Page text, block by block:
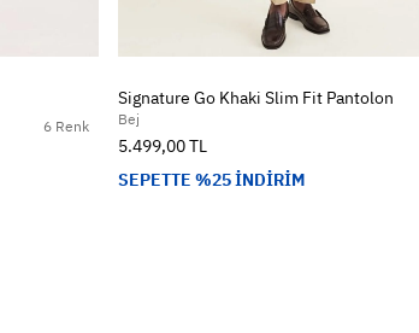
6 Renk
Signature Go Khaki Slim Fit Pantolon
Bej
5.499,00 TL
SEPETTE %25 İNDİRİM